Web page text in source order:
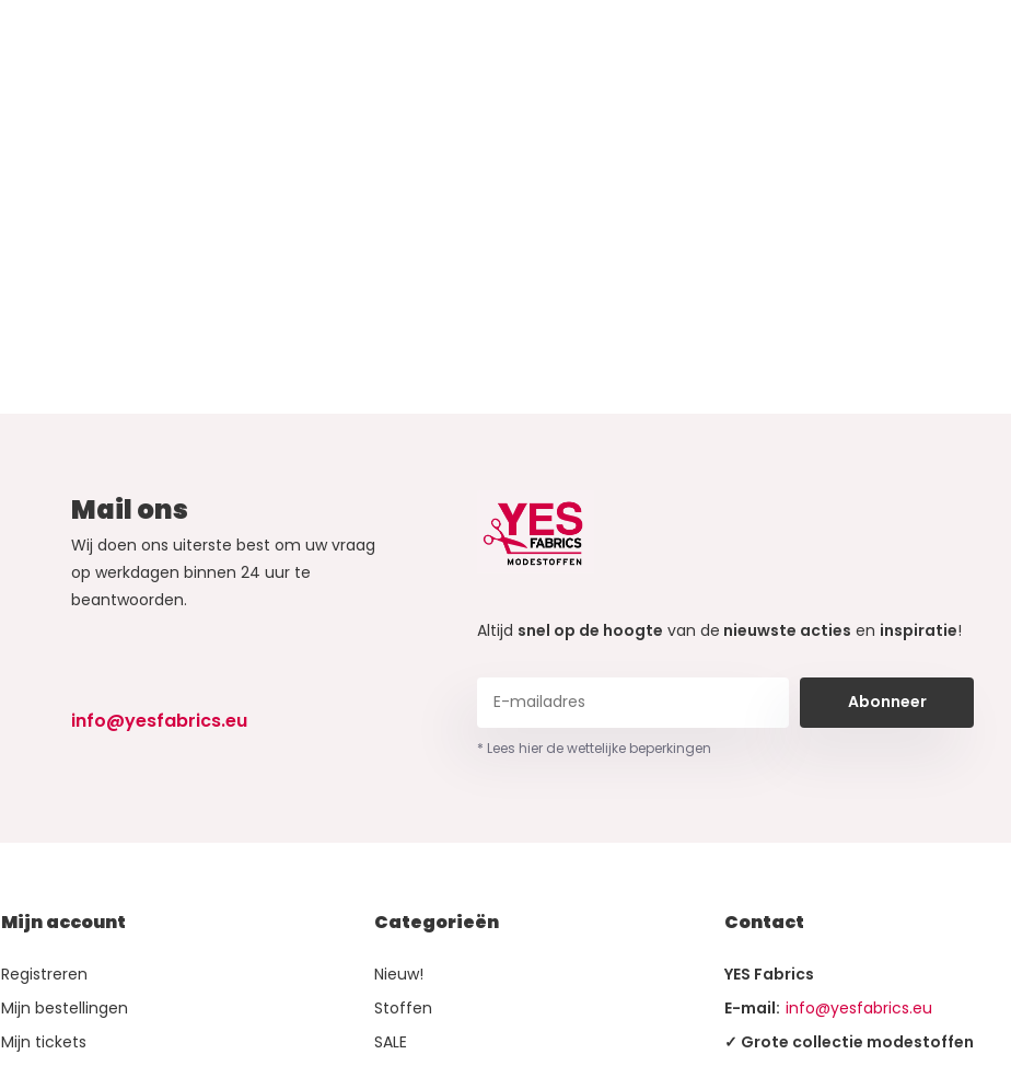
Mail ons
Wij doen ons uiterste best om uw vraag
op werkdagen binnen 24 uur te
beantwoorden.
info@yesfabrics.eu
Altijd snel op de hoogte van de nieuwste acties en inspiratie!
Abonneer
* Lees hier de wettelijke beperkingen
Mijn account
Registreren
Mijn bestellingen
Mijn tickets
Categorieën
Nieuw!
Stoffen
SALE
Contact
YES Fabrics
E-mail: info@yesfabrics.eu
✓ Grote collectie modestoffen